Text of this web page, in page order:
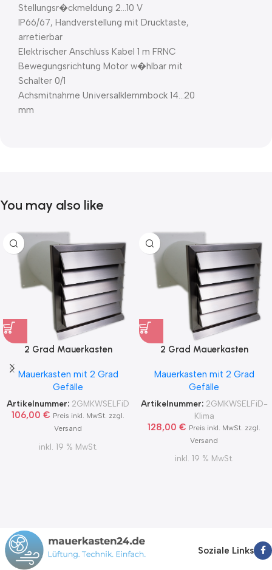
Stellungsr�ckmeldung 2…10 V
IP66/67, Handverstellung mit Drucktaste,
arretierbar
Elektrischer Anschluss Kabel 1 m FRNC
Bewegungsrichtung Motor w�hlbar mit
Schalter 0/1
Achsmitnahme Universalklemmbock 14…20
mm
You may also like
2 Grad Mauerkasten
Kondensatablauf auch mit
Blower Door Test und
Zertifikat Ø100, 125, 150
2Grad MKWSELFiD
Mauerkasten mit 2 Grad
Gefälle
Artikelnummer: 2GMKWSELFiD
106,00 € Preis inkl. MwSt. zzgl.
Versand
inkl. 19 % MwSt.
2 Grad Mauerkasten
Kondensatablauf für
Klimageräte Ø150 2Grad
MKWSELFiD
Mauerkasten mit 2 Grad
Gefälle
Artikelnummer: 2GMKWSELFiD-
Klima
128,00 € Preis inkl. MwSt. zzgl.
Versand
inkl. 19 % MwSt.
Soziale Links